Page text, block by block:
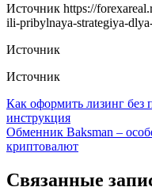
Источник https://
ili-pribylnaya-strategiya-
Источник
Источник
Навигация
по
записям
Как оформить лизинг без
инструкция
Обменник Baksman –
криптовалют
Связанные